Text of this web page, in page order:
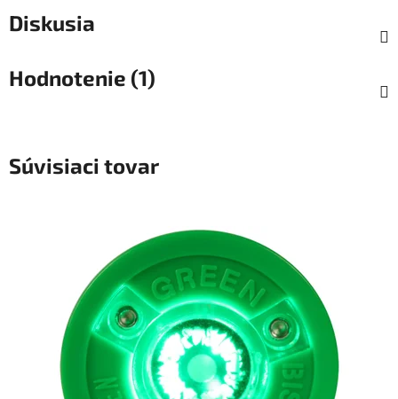
Diskusia
Hodnotenie (1)
Súvisiaci tovar